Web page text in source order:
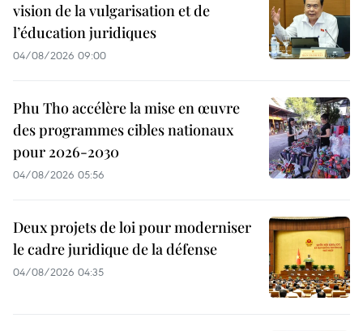
vision de la vulgarisation et de
l’éducation juridiques
04/08/2026 09:00
Phu Tho accélère la mise en œuvre
des programmes cibles nationaux
pour 2026-2030
04/08/2026 05:56
Deux projets de loi pour moderniser
le cadre juridique de la défense
04/08/2026 04:35